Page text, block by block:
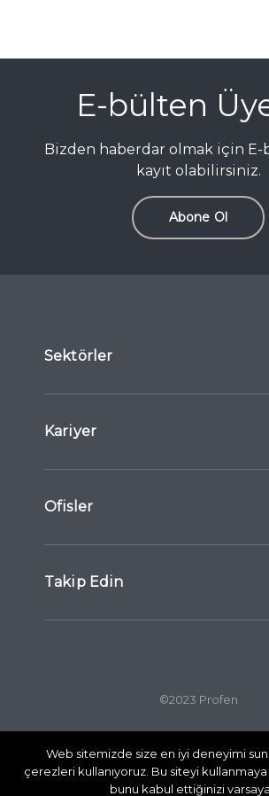
E-bülten
Bizden haberdar olmak için
kayıt olabilirsiniz.
Abone Ol
Sektörler
Kariyer
Ofisler
Takip Edin
©2023 Profen
Gizlilik Politikası
Çerez
KVKK
Web sitemizde size en iyi deneyimi
çerezleri kullanıyoruz. Bu siteyi
bunu kabul ettiğinizi